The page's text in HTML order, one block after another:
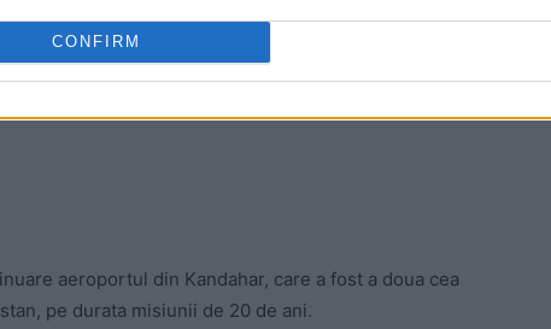
CONFIRM
aeroportul din Kandahar, care a fost a doua cea
pe durata misiunii de 20 de ani.